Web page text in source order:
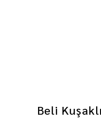
Beli